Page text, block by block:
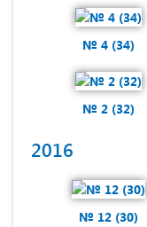
№ 4 (34)
№ 2 (32)
2016
№ 12 (30)